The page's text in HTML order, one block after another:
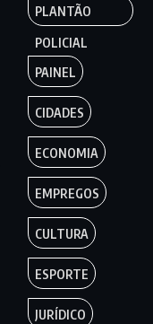
PLANTÃO
POLICIAL
PAINEL
CIDADES
ECONOMIA
EMPREGOS
CULTURA
ESPORTE
JURÍDICO